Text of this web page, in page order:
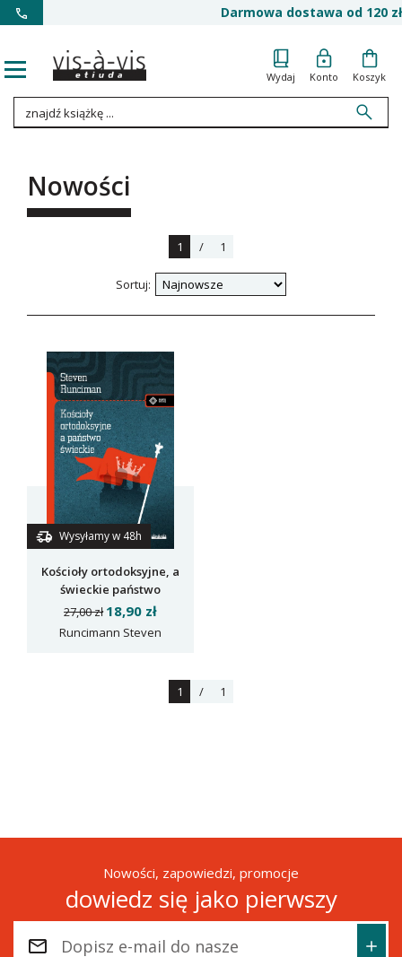
Darmowa dostawa od 120 zł
Wydaj Konto Koszyk
Nowości
1 / 1
Sortuj:
Wysyłamy w 48h
Kościoły ortodoksyjne, a
świeckie państwo
27,00 zł 18,90 zł
Runcimann Steven
1 / 1
Nowości, zapowiedzi, promocje
dowiedz się jako pierwszy